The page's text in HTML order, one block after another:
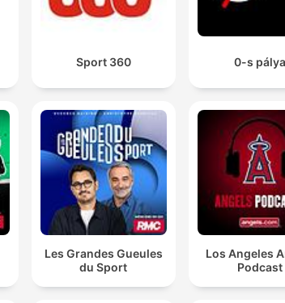
Sport 360 0-s
Les Grandes Gueules
du Sport
Los Angeles
Podcast